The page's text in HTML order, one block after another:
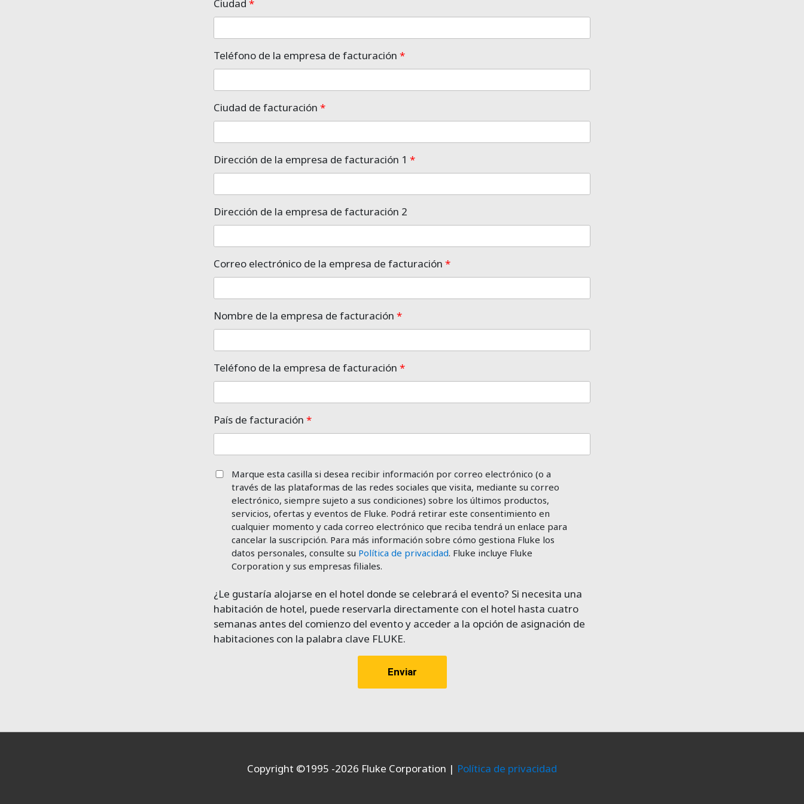
Ciudad *
Teléfono de la empresa de facturación *
Ciudad de facturación *
Dirección de la empresa de facturación 1 *
Dirección de la empresa de facturación 2
Correo electrónico de la empresa de facturación *
Nombre de la empresa de facturación *
Teléfono de la empresa de facturación *
País de facturación *
Marque esta casilla si desea recibir información por correo electrónico (o a
través de las plataformas de las redes sociales que visita, mediante su correo
electrónico, siempre sujeto a sus condiciones) sobre los últimos productos,
servicios, ofertas y eventos de Fluke. Podrá retirar este consentimiento en
cualquier momento y cada correo electrónico que reciba tendrá un enlace para
cancelar la suscripción. Para más información sobre cómo gestiona Fluke los
datos personales, consulte su Política de privacidad. Fluke incluye Fluke
Corporation y sus empresas filiales.
¿Le gustaría alojarse en el hotel donde se celebrará el evento? Si necesita una
habitación de hotel, puede reservarla directamente con el hotel hasta cuatro
semanas antes del comienzo del evento y acceder a la opción de asignación de
habitaciones con la palabra clave FLUKE.
Copyright ©1995 -2026 Fluke Corporation | Política de privacidad